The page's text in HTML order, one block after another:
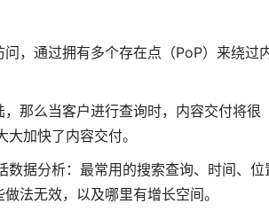
，通过拥有多个存在点（PoP）来绕过
那么当客户进行查询时，内容交付将很
加快了内容交付。
据分析：最常用的搜索查询、时间、位
法无效，以及哪里有增长空间。